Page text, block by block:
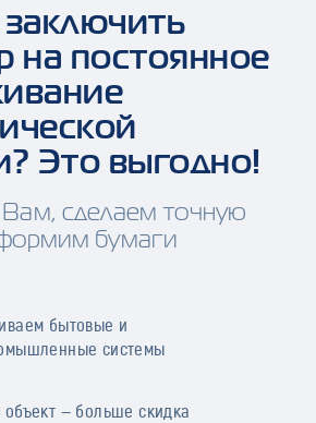
на постоянное
Это выгодно!
сделаем точную
бумаги
бытовые и
системы
— больше скидка